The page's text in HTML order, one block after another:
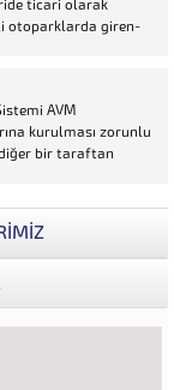
ticari olarak
otoparklarda giren-
peşin alınması
AVM
kurulması zorunlu
bir taraftan